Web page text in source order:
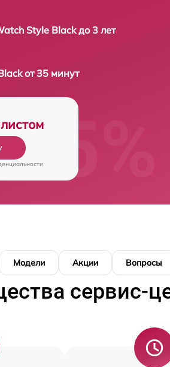
Style Black до 3 лет
от 35 минут
Модели Акции Вопросы
сервис-